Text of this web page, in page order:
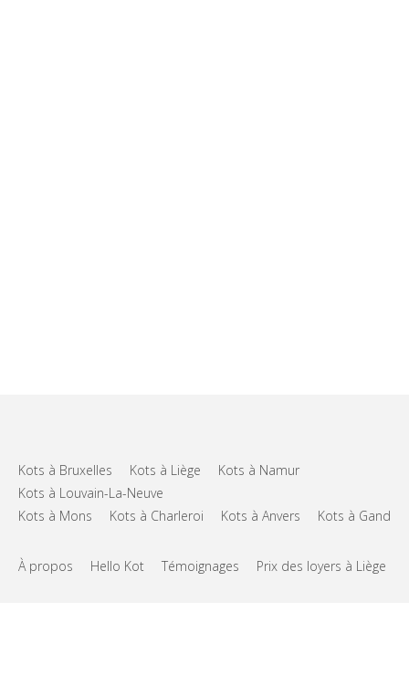
Kots à Bruxelles Kots à Liège
Kots à Namur
Kots à Louvain-La-Neuve
Kots à Mons
Kots à Charleroi Kots à Anvers Kots à Gand
À propos Hello Kot Témoignages Prix des loyers à Liège